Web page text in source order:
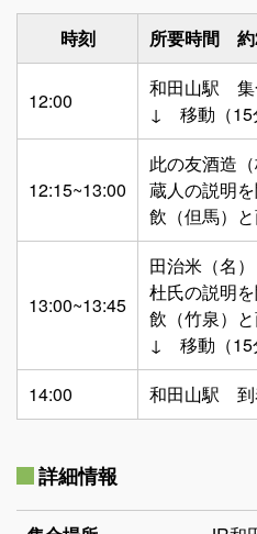
時刻 所要時間 約
12:00
和田山駅 集
↓ 移動（15
12:15~13:00
此の友酒造
蔵人の説明
飲（但馬）
13:00~13:45
田治米（名
杜氏の説明
飲（竹泉）
↓ 移動（15
14:00
和田山駅
詳細情報